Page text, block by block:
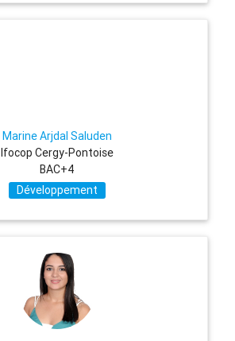
Marine Arjdal Saluden
Ifocop Cergy-Pontoise
BAC+4
Développement